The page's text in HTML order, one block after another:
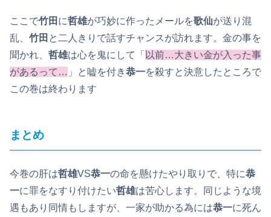
ここで竹田 に哲雄が巧妙に作ったメールを歌仙が送り混
乱、 竹田 と二人きりで話すチャンスが訪れます。金の事を
聞かれ、 哲雄は心を鬼にして「 以前…大きい金が入った事
があるって… 」と嘘を付き恭一を殺すと決意したところで
この巻は終わります
まとめ
今巻の肝は哲雄VS恭一の命を懸けたやり取りで、特に恭
一に罪をなすり付けたい哲雄は苦心します。同じような境
遇もあり同情もしますが、一家が助かる為には恭一に死ん